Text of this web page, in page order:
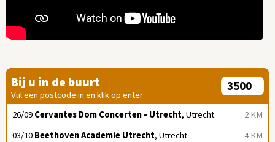
Bij u in de buurt
Vul een postcode in en klik op enter
2 KM
26/09 Cervantes Dom Concerten - Utrecht, Utrecht
4 KM
03/10 Beethoven Academie Utrecht, Utrecht